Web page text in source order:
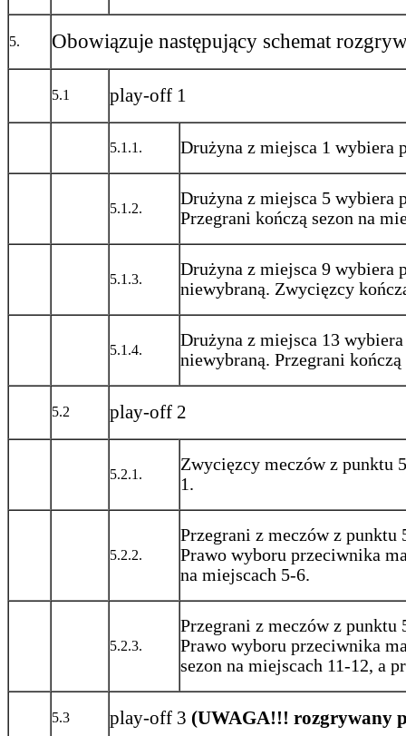
5. Obowiązuje następujący schemat
5.1 play-off 1
5.1.1. Drużyna z miejsca 1 wybiera
5.1.2.
Drużyna z miejsca 5 wybiera
Przegrani kończą sezon na
5.1.3.
Drużyna z miejsca 9 wybiera
niewybraną. Zwycięzcy
5.1.4.
Drużyna z miejsca 13
niewybraną. Przegrani
5.2 play-off 2
5.2.1.
Zwycięzcy meczów z punktu
1.
5.2.2.
Przegrani z meczów z
Prawo wyboru przeciwnika
na miejscach 5-6.
5.2.3.
Przegrani z meczów z
Prawo wyboru przeciwnika
sezon na miejscach 11-12, a
5.3 play-off 3 (UWAGA!!! rozgrywany